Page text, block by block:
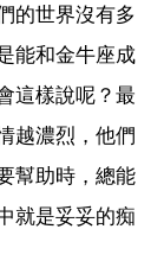
的世界沒有多
能和金牛座成
這樣說呢？最
越濃烈，他們
幫助時，總能
就是妥妥的痴